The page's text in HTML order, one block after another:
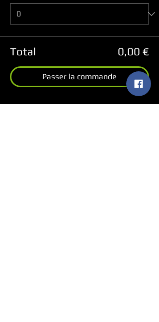
Total 0,00 €
Passer la commande